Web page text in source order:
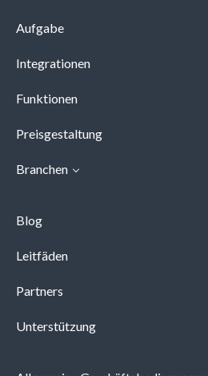
Aufgabe
Integrationen
Funktionen
Preisgestaltung
Branchen
Blog
Leitfäden
Partners
Unterstützung